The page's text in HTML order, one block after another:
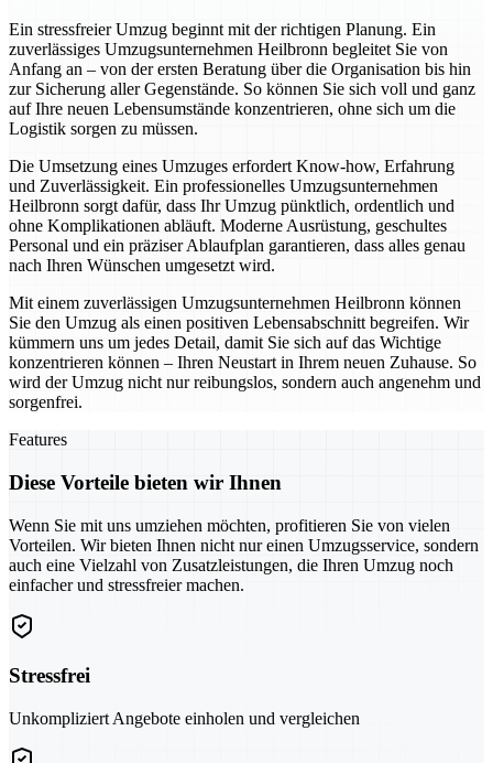
Ein stressfreier Umzug beginnt mit der richtigen Planung. Ein
zuverlässiges Umzugsunternehmen Heilbronn begleitet Sie von
Anfang an – von der ersten Beratung über die Organisation bis hin
zur Sicherung aller Gegenstände. So können Sie sich voll und ganz
auf Ihre neuen Lebensumstände konzentrieren, ohne sich um die
Logistik sorgen zu müssen.
Die Umsetzung eines Umzuges erfordert Know-how, Erfahrung
und Zuverlässigkeit. Ein professionelles Umzugsunternehmen
Heilbronn sorgt dafür, dass Ihr Umzug pünktlich, ordentlich und
ohne Komplikationen abläuft. Moderne Ausrüstung, geschultes
Personal und ein präziser Ablaufplan garantieren, dass alles genau
nach Ihren Wünschen umgesetzt wird.
Mit einem zuverlässigen Umzugsunternehmen Heilbronn können
Sie den Umzug als einen positiven Lebensabschnitt begreifen. Wir
kümmern uns um jedes Detail, damit Sie sich auf das Wichtige
konzentrieren können – Ihren Neustart in Ihrem neuen Zuhause. So
wird der Umzug nicht nur reibungslos, sondern auch angenehm und
sorgenfrei.
Features
Diese Vorteile bieten wir Ihnen
Wenn Sie mit uns umziehen möchten, profitieren Sie von vielen
Vorteilen. Wir bieten Ihnen nicht nur einen Umzugsservice, sondern
auch eine Vielzahl von Zusatzleistungen, die Ihren Umzug noch
einfacher und stressfreier machen.
Stressfrei
Unkompliziert Angebote einholen und vergleichen